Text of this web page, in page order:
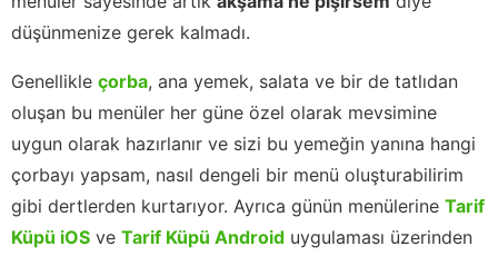
düşünmenize gerek kalmadı.
Genellikle çorba, ana yemek, salata ve bir de tatlıdan
oluşan bu menüler her güne özel olarak mevsimine
uygun olarak hazırlanır ve sizi bu yemeğin yanına hangi
çorbayı yapsam, nasıl dengeli bir menü oluşturabilirim
gibi dertlerden kurtarıyor. Ayrıca günün menülerine Tarif
Küpü iOS ve Tarif Küpü Android uygulaması üzerinden